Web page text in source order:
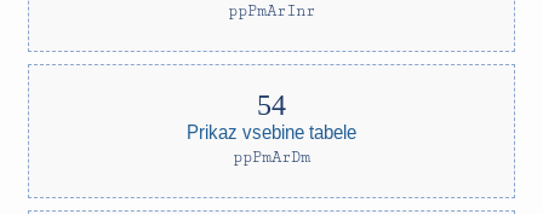
ppPmArInr
Prikaz vsebine tabele
ppPmArDm